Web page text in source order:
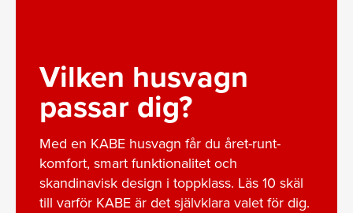
Vilken husvagn
passar dig?
Med en KABE husvagn får du året-runt-
komfort, smart funktionalitet och
skandinavisk design i toppklass. Läs 10 skäl
till varför KABE är det självklara valet för dig.